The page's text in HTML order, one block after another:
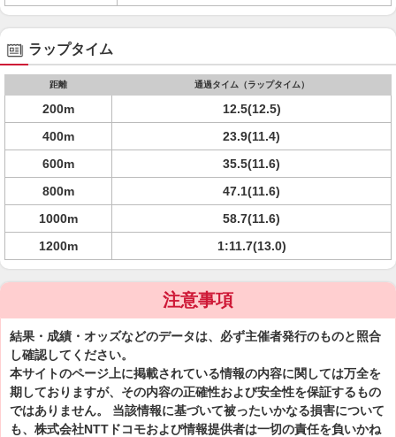
ラップタイム
距離 通過タイム（ラップタイム）
200m
12.5(12.5)
400m
23.9(11.4)
600m
35.5(11.6)
800m
47.1(11.6)
1000m
58.7(11.6)
1200m
1:11.7(13.0)
注意事項
結果・成績・オッズなどのデータは、必ず主催者発行のものと照合
し確認してください。
本サイトのページ上に掲載されている情報の内容に関しては万全を
期しておりますが、その内容の正確性および安全性を保証するもの
ではありません。 当該情報に基づいて被ったいかなる損害について
も、株式会社NTTドコモおよび情報提供者は一切の責任を負いかね